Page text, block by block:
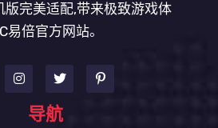
版完美适配,带来极致游戏体
易倍官方网站。
导航